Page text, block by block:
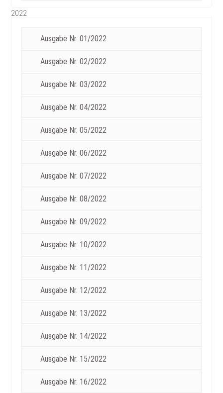
2022
Ausgabe Nr. 01/2022
Ausgabe Nr. 02/2022
Ausgabe Nr. 03/2022
Ausgabe Nr. 04/2022
Ausgabe Nr. 05/2022
Ausgabe Nr. 06/2022
Ausgabe Nr. 07/2022
Ausgabe Nr. 08/2022
Ausgabe Nr. 09/2022
Ausgabe Nr. 10/2022
Ausgabe Nr. 11/2022
Ausgabe Nr. 12/2022
Ausgabe Nr. 13/2022
Ausgabe Nr. 14/2022
Ausgabe Nr. 15/2022
Ausgabe Nr. 16/2022